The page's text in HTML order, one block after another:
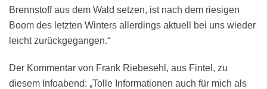
Brennstoff aus dem Wald setzen, ist nach dem riesigen
Boom des letzten Winters allerdings aktuell bei uns wieder
leicht zurückgegangen.“
Der Kommentar von Frank Riebesehl, aus Fintel, zu
diesem Infoabend: „Tolle Informationen auch für mich als